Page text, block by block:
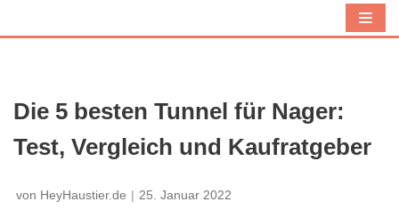
n
h
l
Die 5 besten Tunnel für Nager:
Test, Vergleich und Kaufratgeber
von HeyHaustier.de 25. Januar 2022